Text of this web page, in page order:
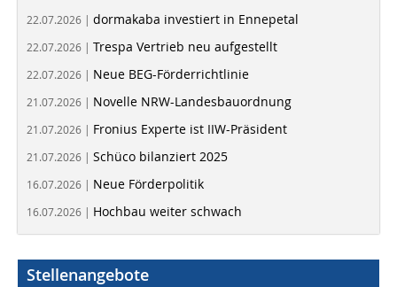
22.07.2026 | dormakaba investiert in Ennepetal
22.07.2026 | Trespa Vertrieb neu aufgestellt
22.07.2026 | Neue BEG-Förderrichtlinie
21.07.2026 | Novelle NRW-Landesbauordnung
21.07.2026 | Fronius Experte ist IIW-Präsident
21.07.2026 | Schüco bilanziert 2025
16.07.2026 | Neue Förderpolitik
16.07.2026 | Hochbau weiter schwach
Stellenangebote